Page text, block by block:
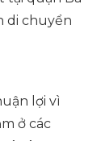
di chuyển
lợi vì
ở các